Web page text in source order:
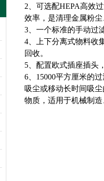
2、可选配HEPA高效
效率，是清理金属粉
3、一个标准的手动过
4、上下分离式物料收
回收。
5、配置欧式插座插头
6、15000平方厘米的
吸尘或移动长时间吸
物质，适用于机械制